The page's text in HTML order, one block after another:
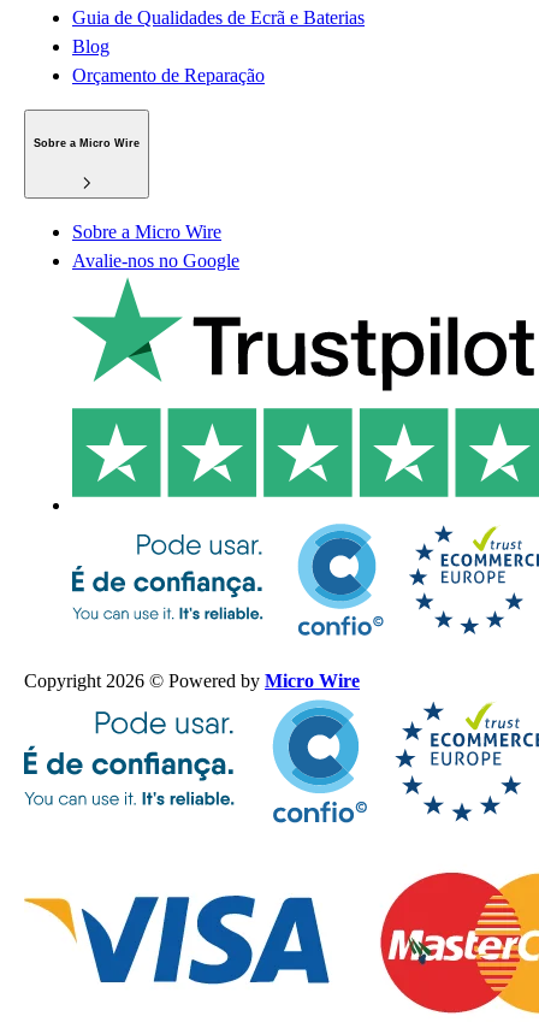
Guia de Qualidades de Ecrã e Baterias
Blog
Orçamento de Reparação
Sobre a Micro Wire
Sobre a Micro Wire
Avalie-nos no Google
Copyright 2026 © Powered by Micro Wire